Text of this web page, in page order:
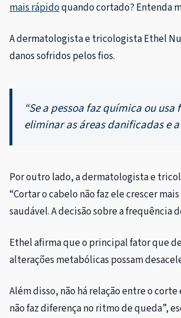
mais rápidoquando cortado? Entenda
A dermatologista e tricologista Ethel
danos sofridos pelos fios.
“Se a pessoa faz química ou
eliminar as áreas danificadas e
Por outro lado, a dermatologista e
“Cortar o cabelo não faz ele crescer
saudável. A decisão sobre a frequência
Ethel afirma que o principal fator que
alterações metabólicas possam
Além disso, não há relação entre o
não faz diferença no ritmo de queda”,